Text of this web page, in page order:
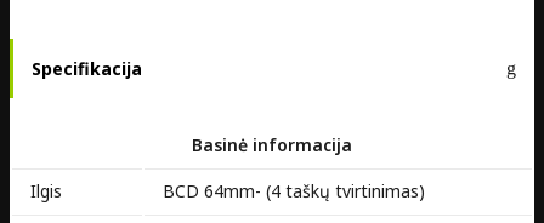
Specifikacija
Basinė informacija
Ilgis
BCD 64mm- (4 taškų tvirtinimas)